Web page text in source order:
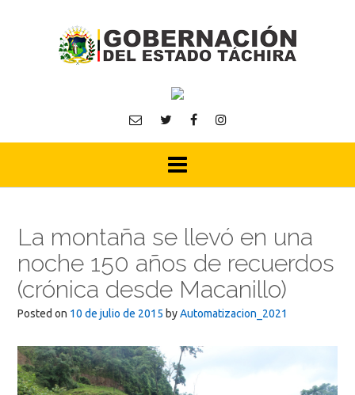
La montaña se llevó en una
noche 150 años de recuerdos
(crónica desde Macanillo)
Posted on 10 de julio de 2015 byAutomatizacion_2021